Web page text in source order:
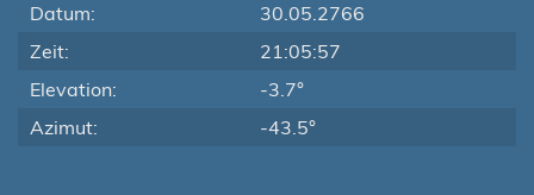
Datum:
30.05.2766
Zeit:
21:05:57
Elevation:
-3.7°
Azimut:
-43.5°